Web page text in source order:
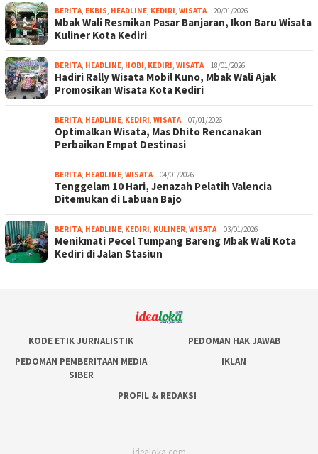
BERITA, EKBIS, HEADLINE, KEDIRI, WISATA 20/01/2026
Mbak Wali Resmikan Pasar Banjaran, Ikon Baru Wisata
Kuliner Kota Kediri
BERITA, HEADLINE, HOBI, KEDIRI, WISATA 18/01/2026
Hadiri Rally Wisata Mobil Kuno, Mbak Wali Ajak
Promosikan Wisata Kota Kediri
BERITA, HEADLINE, KEDIRI, WISATA 07/01/2026
Optimalkan Wisata, Mas Dhito Rencanakan
Perbaikan Empat Destinasi
BERITA, HEADLINE, WISATA 04/01/2026
Tenggelam 10 Hari, Jenazah Pelatih Valencia
Ditemukan di Labuan Bajo
BERITA, HEADLINE, KEDIRI, KULINER, WISATA 03/01/2026
Menikmati Pecel Tumpang Bareng Mbak Wali Kota
Kediri di Jalan Stasiun
KODE ETIK JURNALISTIK
PEDOMAN HAK JAWAB
PEDOMAN PEMBERITAAN MEDIA
SIBER
IKLAN
PROFIL & REDAKSI